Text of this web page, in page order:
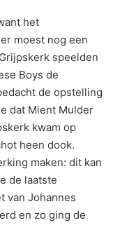
het
moest nog een
speelden
Boys de
de opstelling
dat Mient Mulder
kwam op
heen dook.
maken: dit kan
de laatste
van Johannes
en zo ging de